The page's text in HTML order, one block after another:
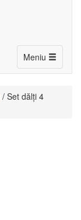
Meniu Toggle
/ Set dălți 4